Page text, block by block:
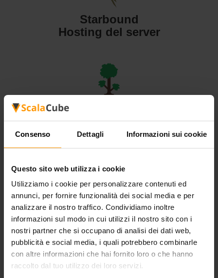
Consenso Dettagli Informazioni sui cookie
Questo sito web utilizza i cookie
Utilizziamo i cookie per personalizzare contenuti ed
annunci, per fornire funzionalità dei social media e per
analizzare il nostro traffico. Condividiamo inoltre
informazioni sul modo in cui utilizzi il nostro sito con i
nostri partner che si occupano di analisi dei dati web,
pubblicità e social media, i quali potrebbero combinarle
con altre informazioni che hai fornito loro o che hanno
raccolto dal tuo utilizzo dei loro servizi.
Starbound
Hosting del server
Hosting del server
Valheim
Hosting del server
All Games